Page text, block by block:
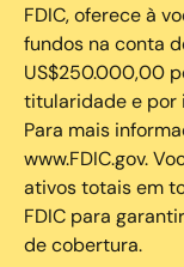
FDIC, oferece à
fundos na conta
US$250.000,00
titularidade e por
Para mais
www.FDIC.gov.
ativos totais em
FDIC para
de cobertura.